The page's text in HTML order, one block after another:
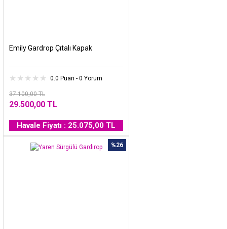
Emily Gardrop Çıtalı Kapak
0.0 Puan - 0 Yorum
37.100,00 TL
29.500,00 TL
Havale Fiyatı : 25.075,00 TL
%26